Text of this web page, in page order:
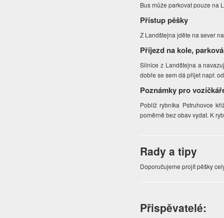
Bus může parkovat pouze na
Přístup pěšky
Z Landštejna jděte na sever
Příjezd na kole,
Silnice z Landštejna a
dobře se sem dá přijet např.
Poznámky pro
Poblíž rybníka Pstruhovce
poměrně bez obav vydat. K
Rady a tipy
Doporučujeme projít pěšky
Přispěvatelé: